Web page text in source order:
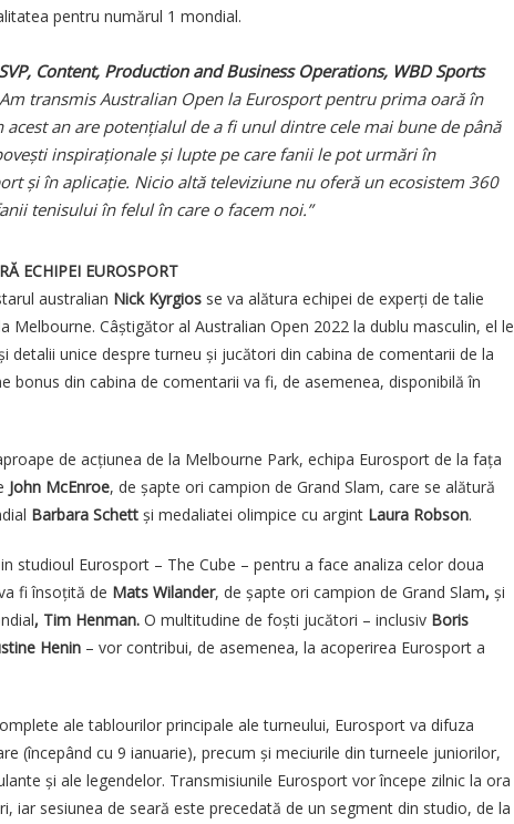
pentru numărul 1 mondial.
Content, Production and Business Operations, WBD Sports
transmis Australian Open la Eurosport pentru prima oară în
an are potențialul de a fi unul dintre cele mai bune de până
inspiraționale și lupte pe care fanii le pot urmări în
și în aplicație. Nicio altă televiziune nu oferă un ecosistem 360
tenisului în felul în care o facem noi.”
ECHIPEI EUROSPORT
australian Nick Kyrgios se va alătura echipei de experți de talie
Melbourne. Câștigător al Australian Open 2022 la dublu masculin, el le
detalii unice despre turneu și jucători din cabina de comentarii de la
bonus din cabina de comentarii va fi, de asemenea, disponibilă în
de acțiunea de la Melbourne Park, echipa Eurosport de la fața
John McEnroe, de șapte ori campion de Grand Slam, care se alătură
Barbara Schett și medaliatei olimpice cu argint Laura Robson.
studioul Eurosport – The Cube – pentru a face analiza celor doua
fi însoțită de Mats Wilander, de șapte ori campion de Grand Slam, și
, Tim Henman. O multitudine de foști jucători – inclusiv Boris
Henin – vor contribui, de asemenea, la acoperirea Eurosport a
ale tablourilor principale ale turneului, Eurosport va difuza
(începând cu 9 ianuarie), precum și meciurile din turneele juniorilor,
și ale legendelor. Transmisiunile Eurosport vor începe zilnic la ora
iar sesiunea de seară este precedată de un segment din studio, de la